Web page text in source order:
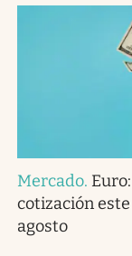
Mercado.
cotización
agosto